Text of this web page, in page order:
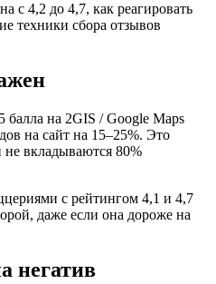
с 4,2 до 4,7, как реагировать
техники сбора отзывов
балла на 2GIS / Google Maps
на сайт на 15–25%. Это
вкладываются 80%
с рейтингом 4,1 и 4,7
даже если она дороже на
негатив